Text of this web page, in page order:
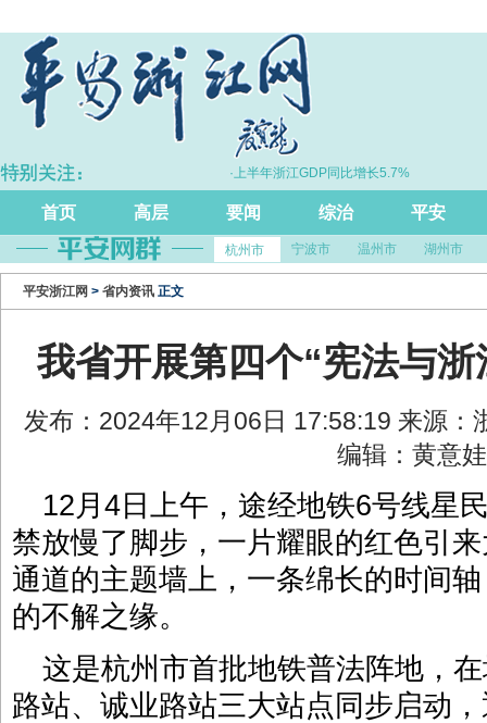
反应”跃升 ·上半年浙江GDP同比增长5.7%
首页 高层 要闻 综治 平安
杭州市 宁波市 温州市 湖州市
平安浙江网 > 省内资讯 正文
我省开展第四个“宪法与
发布：2024年12月06日 17:58:19 来源
编辑：黄意
12月4日上午，途经地铁6号线星
禁放慢了脚步，一片耀眼的红色引
通道的主题墙上，一条绵长的时间
的不解之缘。
这是杭州市首批地铁普法阵地，
路站、诚业路站三大站点同步启动